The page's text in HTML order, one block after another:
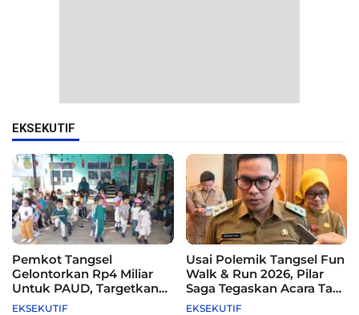
EKSEKUTIF
Pemkot Tangsel
Gelontorkan Rp4 Miliar
Untuk PAUD, Targetkan
115 Sekolah
EKSEKUTIF
Usai Polemik Tangsel Fun
Walk & Run 2026, Pilar
Saga Tegaskan Acara Tak
Difasilitasi Pemkot
EKSEKUTIF